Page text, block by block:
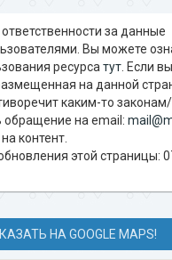
за данные
Вы можете
ресурса тут . Если
на данной
каким-то
обращение на email:
контент.
этой страницы:
НА GOOGLE MAPS!